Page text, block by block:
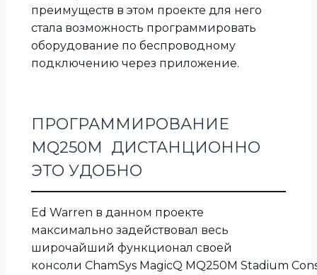
преимуществ в этом проекте для него
стала возможность программировать
оборудование по беспроводному
подключению через приложение.
ПРОГРАММИРОВАНИЕ
MQ250M ДИСТАНЦИОННО
ЭТО УДОБНО
Ed Warren в данном проекте
максимально задействовал весь
широчайший функционал своей
консоли ChamSys MagicQ MQ250M Stadium